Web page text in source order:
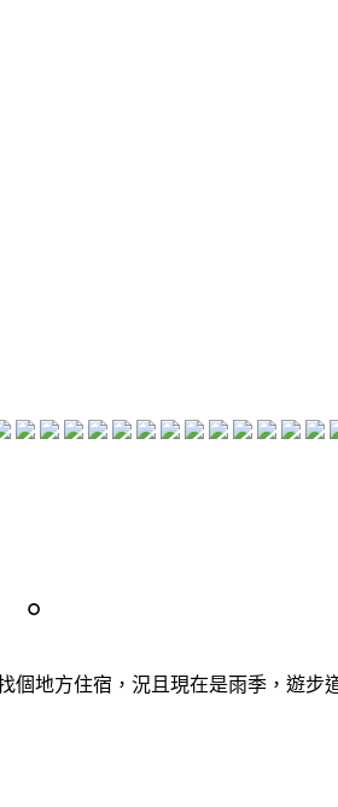
地方住宿，況且現在是雨季，遊步